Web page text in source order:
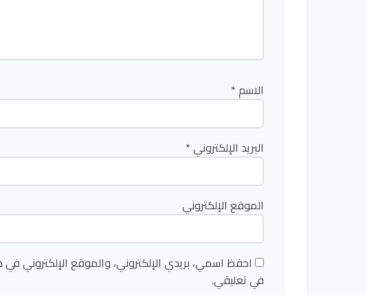
الاسم*
البريد الإلكتروني*
الموقع الإلكتروني
احفظ اسمي، بريدي الإلكتروني، والموقع الإلكتروني
في تعليقي.